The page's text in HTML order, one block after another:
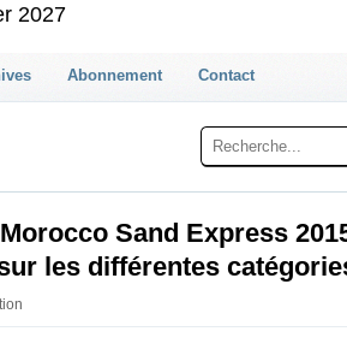
2027
Abonnement Contact
Sand Express
les différentes